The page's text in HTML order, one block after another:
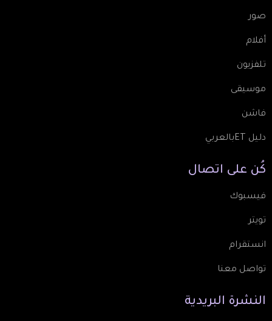
صور
أفلام
تلفزيون
موسيقى
فاشن
دليل ETبالعربي
كُن على اتصال
فيسبوك
تويتر
انستقرام
تواصل معنا
النشرة البريدية